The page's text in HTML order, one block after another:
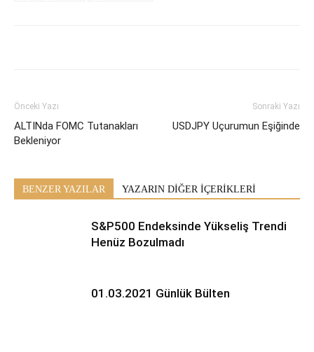
Önceki Yazı
ALTINda FOMC Tutanakları
Bekleniyor
Sonraki Yazı
USDJPY Uçurumun Eşiğinde
BENZER YAZILAR YAZARIN DİĞER İÇERİKLERİ
S&P500 Endeksinde Yükseliş Trendi
Henüz Bozulmadı
01.03.2021 Günlük Bülten